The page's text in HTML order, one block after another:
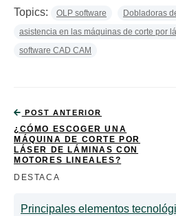
Topics: OLP software Dobladoras
asistencia en las máquinas de corte por
software CAD CAM
POST ANTERIOR
¿CÓMO ESCOGER UNA
MÁQUINA DE CORTE POR
LÁSER DE LÁMINAS CON
MOTORES LINEALES?
DESTACA
Principales elementos